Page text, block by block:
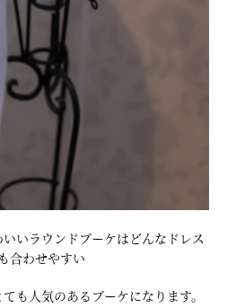
いラウンドブーケはどんなドレス
合わせやすい
も人気のあるブーケになります。